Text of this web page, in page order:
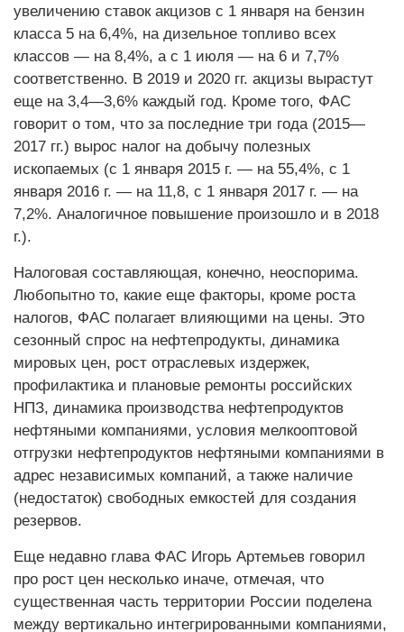
увеличению ставок акцизов с 1 января на бензин
класса 5 на 6,4%, на дизельное топливо всех
классов — на 8,4%, а с 1 июля — на 6 и 7,7%
соответственно. В 2019 и 2020 гг. акцизы вырастут
еще на 3,4—3,6% каждый год. Кроме того, ФАС
говорит о том, что за последние три года (2015—
2017 гг.) вырос налог на добычу полезных
ископаемых (с 1 января 2015 г. — на 55,4%, с 1
января 2016 г. — на 11,8, с 1 января 2017 г. — на
7,2%. Аналогичное повышение произошло и в 2018
г.).
Налоговая составляющая, конечно, неоспорима.
Любопытно то, какие еще факторы, кроме роста
налогов, ФАС полагает влияющими на цены. Это
сезонный спрос на нефтепродукты, динамика
мировых цен, рост отраслевых издержек,
профилактика и плановые ремонты российских
НПЗ, динамика производства нефтепродуктов
нефтяными компаниями, условия мелкооптовой
отгрузки нефтепродуктов нефтяными компаниями в
адрес независимых компаний, а также наличие
(недостаток) свободных емкостей для создания
резервов.
Еще недавно глава ФАС Игорь Артемьев говорил
про рост цен несколько иначе, отмечая, что
существенная часть территории России поделена
между вертикально интегрированными компаниями,